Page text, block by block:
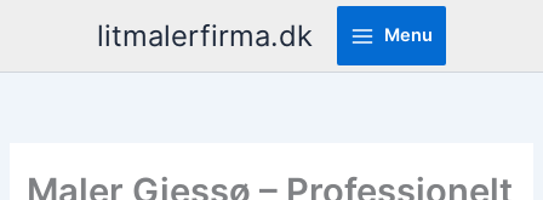
turinio
litmalerfirma.dk Menu
Maler Gjessø – Professionelt